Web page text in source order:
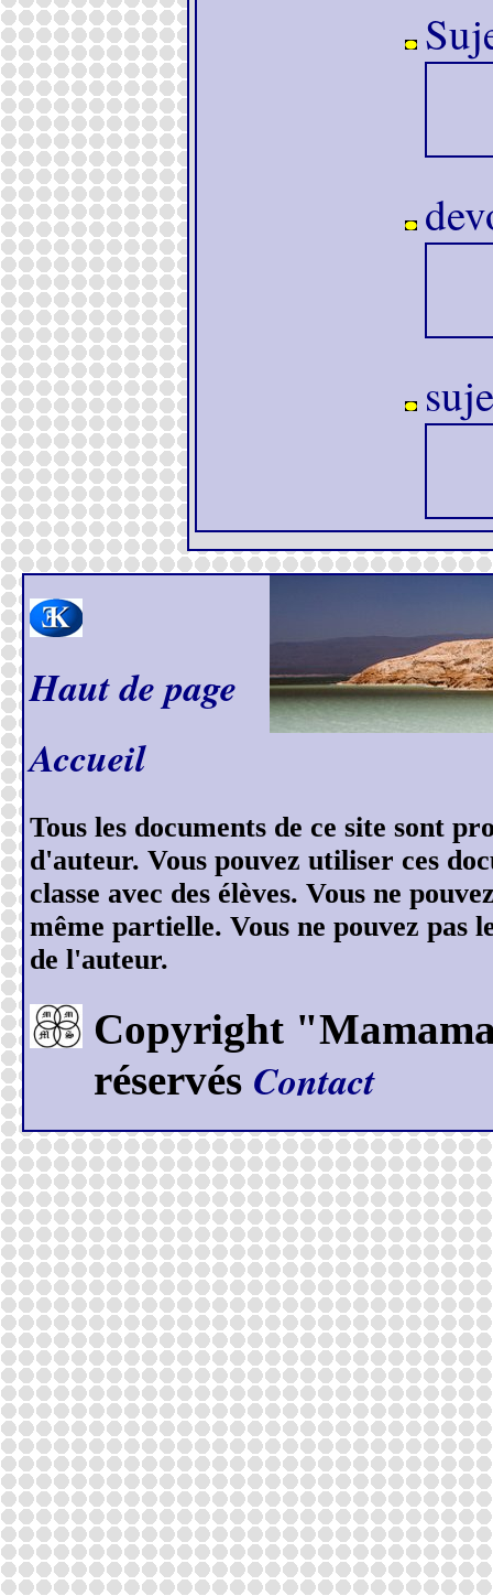
Haut de page
Accueil
Tous les documents de ce site sont
d'auteur. Vous pouvez utiliser ces
classe avec des élèves. Vous ne
même partielle. Vous ne pouvez pas
de l'auteur.
Copyright
réservés Contact